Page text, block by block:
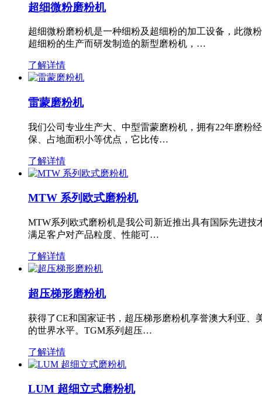
超细微粉磨粉机
超细微粉磨粉机是一种细粉及超细粉的加工设备，此微
超细粉的生产而研发制造的新型磨粉机，…
了解详情
雷蒙磨粉机
我们公司专业生产大、中型雷蒙磨粉机，拥有22年磨粉
保、占地面积小等优点，它比传…
了解详情
MTW 系列欧式磨粉机
MTW系列欧式磨粉机是我公司新近推出具有国际先进
满足客户对产品粒度、性能可…
了解详情
超压梯形磨粉机
获得了CE和国家证书，超压梯形磨粉机享誉澳大利亚
的世界水平。TGM系列超压…
了解详情
LUM 超细立式磨粉机